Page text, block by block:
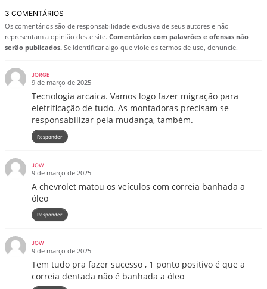
3 COMENTÁRIOS
Os comentários são de responsabilidade exclusiva de seus autores e não
representam a opinião deste site. Comentários com palavrões e ofensas não
serão publicados. Se identificar algo que viole os termos de uso, denuncie.
JORGE
9 de março de 2025
Tecnologia arcaica. Vamos logo fazer migração para
eletrificação de tudo. As montadoras precisam se
responsabilizar pela mudança, também.
Responder
JOW
9 de março de 2025
A chevrolet matou os veículos com correia banhada a
óleo
Responder
JOW
9 de março de 2025
Tem tudo pra fazer sucesso , 1 ponto positivo é que a
correia dentada não é banhada a óleo